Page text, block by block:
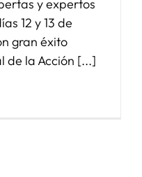
y expertos
12 y 13 de
gran éxito
de la Acción [...]